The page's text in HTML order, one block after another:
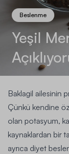
Beslenme
Yeşil
Baklagil ailesinin
Çünkü kendine
olan potasyum,
kaynaklardan bir
ayrıca diyet